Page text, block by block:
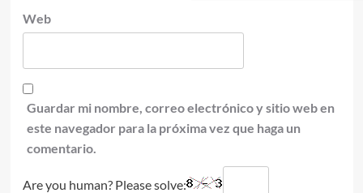
Web
Guardar mi nombre, correo electrónico y sitio web en
este navegador para la próxima vez que haga un
comentario.
Are you human? Please solve: